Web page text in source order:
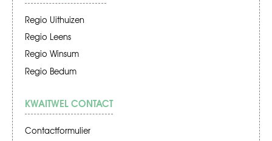
Regio Uithuizen
Regio Leens
Regio Winsum
Regio Bedum
KWAITWEL CONTACT
Contactformulier